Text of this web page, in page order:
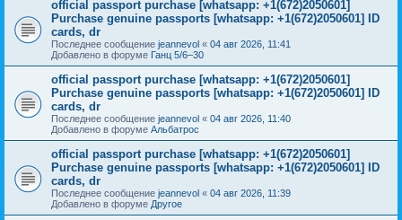
official passport purchase [whatsapp: +1(672)2050601]
Purchase genuine passports [whatsapp: +1(672)2050601] ID
cards, dr
Последнее сообщение jeannevol « 04 авг 2026, 11:41
Добавлено в форуме Ганц 5/6–30
official passport purchase [whatsapp: +1(672)2050601]
Purchase genuine passports [whatsapp: +1(672)2050601] ID
cards, dr
Последнее сообщение jeannevol « 04 авг 2026, 11:40
Добавлено в форуме Альбатрос
official passport purchase [whatsapp: +1(672)2050601]
Purchase genuine passports [whatsapp: +1(672)2050601] ID
cards, dr
Последнее сообщение jeannevol « 04 авг 2026, 11:39
Добавлено в форуме Другое